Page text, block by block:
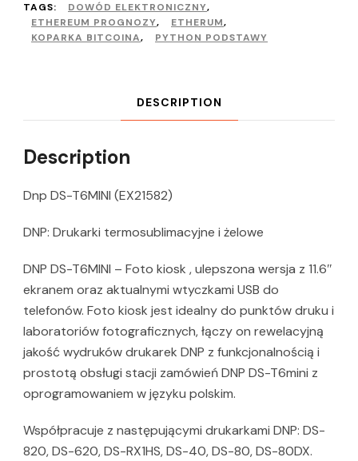
TAGS:
DOWÓD ELEKTRONICZNY,
ETHEREUM PROGNOZY, ETHERUM,
KOPARKA BITCOINA, PYTHON PODSTAWY
DESCRIPTION
Description
Dnp DS-T6MINI (EX21582)
DNP: Drukarki termosublimacyjne i żelowe
DNP DS-T6MINI – Foto kiosk , ulepszona wersja z 11.6″
ekranem oraz aktualnymi wtyczkami USB do
telefonów. Foto kiosk jest idealny do punktów druku i
laboratoriów fotograficznych, łączy on rewelacyjną
jakość wydruków drukarek DNP z funkcjonalnością i
prostotą obsługi stacji zamówień DNP DS-T6mini z
oprogramowaniem w języku polskim.
Współpracuje z następującymi drukarkami DNP: DS-
820, DS-620, DS-RX1HS, DS-40, DS-80, DS-80DX.